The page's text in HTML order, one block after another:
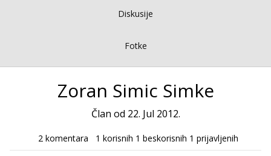
Diskusije
Fotke
Zoran Simic Simke
Član od 22. Jul 2012.
2 komentara 1 korisnih 1 beskorisnih 1 prijavljenih